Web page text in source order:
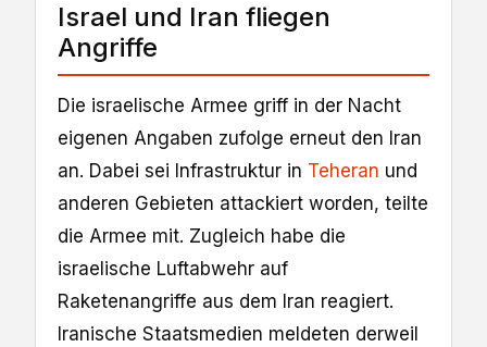
Israel und Iran fliegen
Angriffe
Die israelische Armee griff in der Nacht
eigenen Angaben zufolge erneut den Iran
an. Dabei sei Infrastruktur in Teheran und
anderen Gebieten attackiert worden, teilte
die Armee mit. Zugleich habe die
israelische Luftabwehr auf
Raketenangriffe aus dem Iran reagiert.
Iranische Staatsmedien meldeten derweil